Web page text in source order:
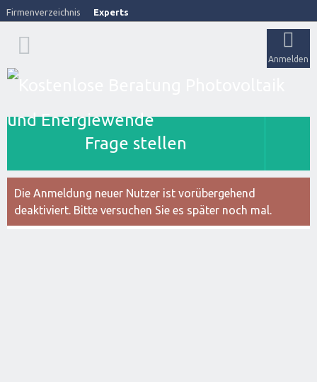
Firmenverzeichnis Experts
Anmelden
Frage stellen
Die Anmeldung neuer Nutzer ist vorübergehend
deaktiviert. Bitte versuchen Sie es später noch mal.